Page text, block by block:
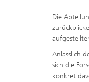
Die
Anlässlich
sich die
konkret